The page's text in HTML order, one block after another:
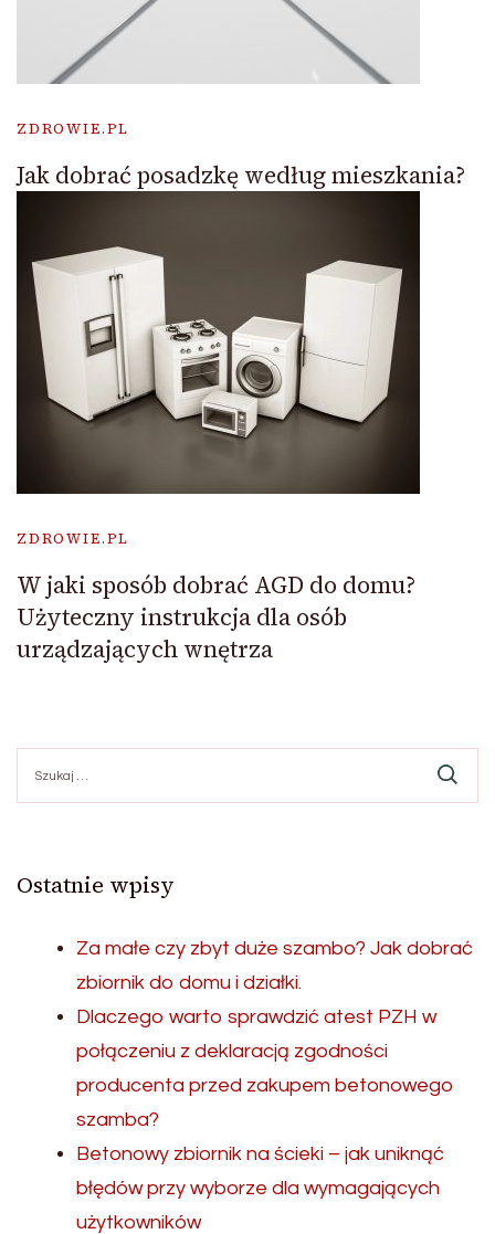
ZDROWIE.PL
Jak dobrać posadzkę według mieszkania?
ZDROWIE.PL
W jaki sposób dobrać AGD do domu?
Użyteczny instrukcja dla osób
urządzających wnętrza
Ostatnie wpisy
Za małe czy zbyt duże szambo? Jak dobrać
zbiornik do domu i działki.
Dlaczego warto sprawdzić atest PZH w
połączeniu z deklaracją zgodności
producenta przed zakupem betonowego
szamba?
Betonowy zbiornik na ścieki – jak uniknąć
błędów przy wyborze dla wymagających
użytkowników